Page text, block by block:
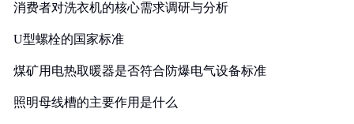
消费者对洗衣机的核心需求调研与分析
U型螺栓的国家标准
煤矿用电热取暖器是否符合防爆电气设备标准
照明母线槽的主要作用是什么